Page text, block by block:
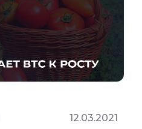
12.03.2021